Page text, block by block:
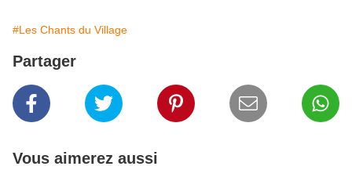
#Les Chants du Village
Partager
Vous aimerez aussi